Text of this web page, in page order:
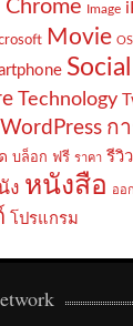
Chrome Image
Movie
Technology
WordPress ก
บล็อก ฟรี ราคา รีวิว
ง หนังสือ ออ
โปรแกรม